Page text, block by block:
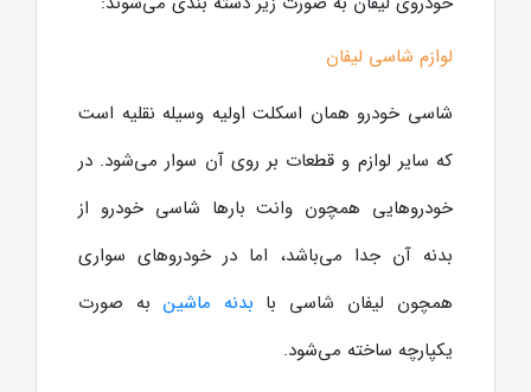
لوازم شاسی لیفان
شاسی خودرو همان اسکلت اولیه وسیله نقلیه است
که سایر لوازم و قطعات بر روی آن سوار می‌شود. در
خودروهایی همچون وانت بارها شاسی خودرو از
بدنه آن جدا می‌باشد، اما در خودروهای سواری
همچون لیفان شاسی با بدنه ماشین به صورت
یکپارچه ساخته می‌شود.